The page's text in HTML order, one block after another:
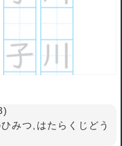
みつ,はたらくじどう